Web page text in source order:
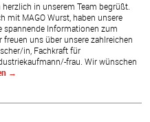
in unserem Team begrüßt.
mit MAGO Wurst, haben unsere
spannende Informationen zum
uns über unsere zahlreichen
in, Fachkraft für
frau. Wir wünschen
→